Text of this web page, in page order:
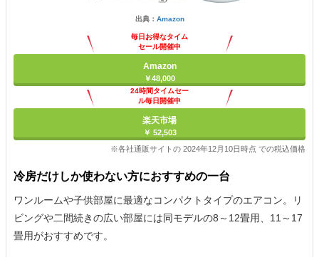
出典： Amazon
毎日お得なタイム
セール開催中
Amazon
￥48,000
24時間タイムセー
ル毎日開催中
楽天市場
￥ 52,503
※各社通販サイトの 2024年12月10日時点 での税込価格
冷房だけしか使わない方におすすめの一台
ワンルームや子供部屋に最適なコンパクトタイプのエアコン。リ
ビングや二間続きの広い部屋には同モデルの8～12畳用、11～17
畳用がおすすめです。